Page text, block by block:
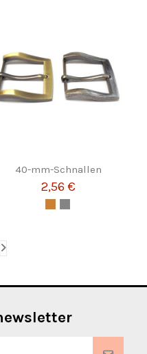
40-mm-Schnallen
2,56 €